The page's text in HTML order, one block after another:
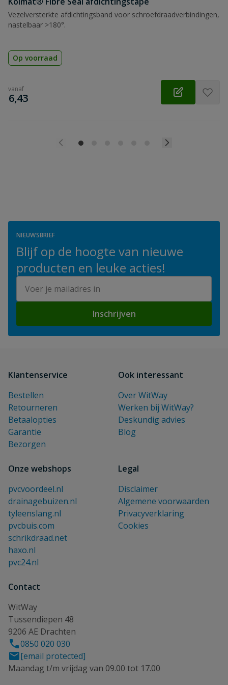
Vezelversterkte afdichtingsband voor schroefdraadverbindingen,
nastelbaar >180°.
Op voorraad
vanaf
€
6,43
NIEUWSBRIEF
Blijf op de hoogte van nieuwe
producten en leuke acties!
Inschrijven
Klantenservice
Bestellen
Retourneren
Betaalopties
Garantie
Bezorgen
Ook interessant
Over WitWay
Werken bij WitWay?
Deskundig advies
Blog
Onze webshops
pvcvoordeel.nl
drainagebuizen.nl
tyleenslang.nl
pvcbuis.com
schrikdraad.net
haxo.nl
pvc24.nl
Legal
Disclaimer
Algemene voorwaarden
Privacyverklaring
Cookies
Contact
WitWay
Tussendiepen 48
9206 AE Drachten
0850 020 030
[email protected]
Maandag t/m vrijdag van 09.00 tot 17.00